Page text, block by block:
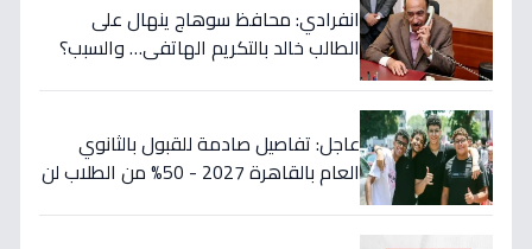
انفرادي: محافظ سوهاج ينهال على
الطالب خالد بالتكريم الهاتفي… والسبب؟
عاجل: تفاصيل صادمة للقبول بالثانوي
العام بالقاهرة 2027 - 50% من الطلاب لن